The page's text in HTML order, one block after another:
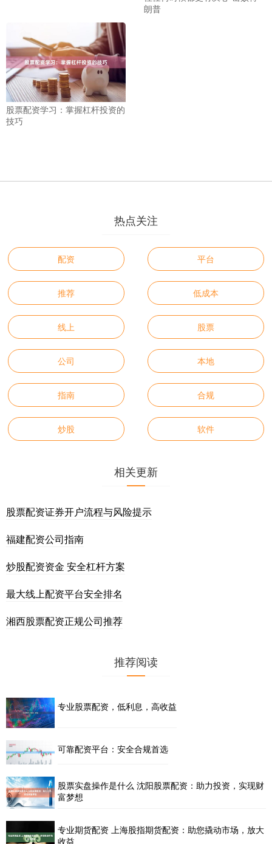
朗普
股票配资学习：掌握杠杆投资的
技巧
热点关注
配资 平台
推荐 低成本
线上 股票
公司 本地
指南 合规
炒股 软件
相关更新
股票配资证券开户流程与风险提示
福建配资公司指南
炒股配资资金 安全杠杆方案
最大线上配资平台安全排名
湘西股票配资正规公司推荐
推荐阅读
专业股票配资，低利息，高收益
可靠配资平台：安全合规首选
股票实盘操作是什么 沈阳股票配资：助力投资，实现财
富梦想
专业期货配资 上海股指期货配资：助您撬动市场，放大
收益